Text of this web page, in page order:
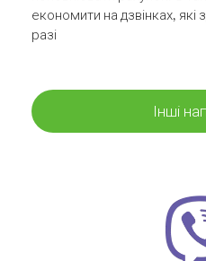
економити на дзвінках,
разі
Інші